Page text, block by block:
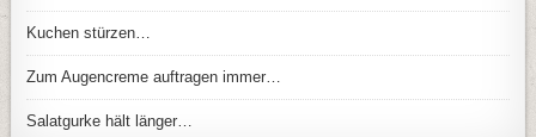
Kuchen stürzen…
Zum Augencreme auftragen immer…
Salatgurke hält länger…